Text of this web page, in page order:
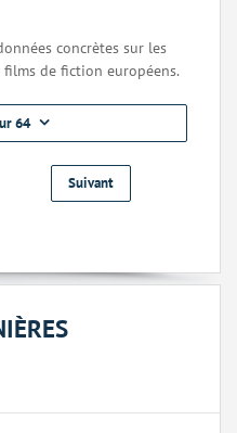
concrètes sur les
de fiction européens.
64
Suivant